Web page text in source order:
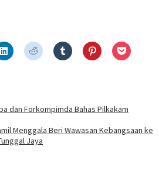
Klik
untuk
baru)
Klik
untuk
baru)
Klik
untuk
baru)
Klik
untuk
baru)
Klik
untuk
baru)
dan Forkompimda Bahas Pilkakam
Menggala Beri Wawasan Kebangsaan ke
Jaya